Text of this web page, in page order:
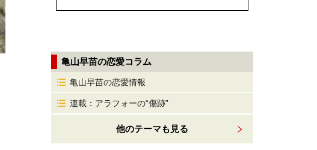
亀山早苗の恋愛コラム
亀山早苗の恋愛情報
連載：アラフォーの“傷跡”
他のテーマも見る